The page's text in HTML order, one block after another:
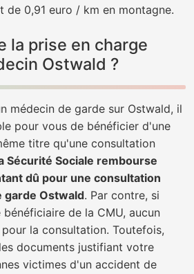
de 0,91 euro / km en montagne.
la prise en charge
Ostwald ?
médecin de garde sur Ostwald, il
pour vous de bénéficier d'une
titre qu'une consultation
Sécurité Sociale rembourse
dû pour une consultation
garde Ostwald. Par contre, si
de la CMU, aucun
la consultation. Toutefois,
documents justifiant votre
victimes d'un accident de